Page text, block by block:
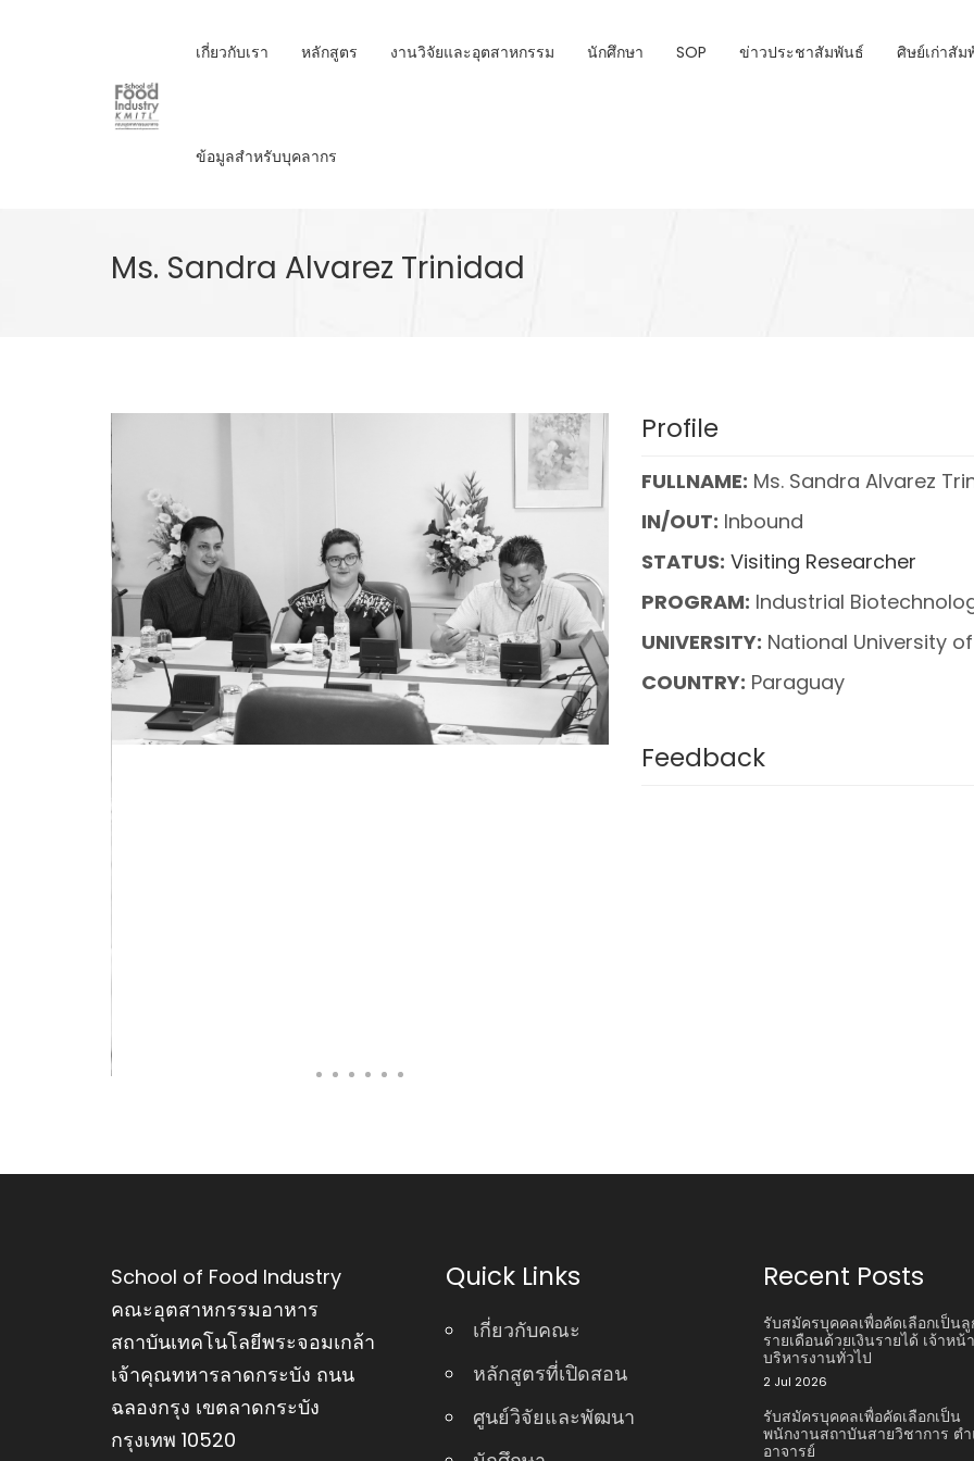
เกี่ยวกับเรา หลักสูตร งานวิจัยและอุตสาหกรรม นักศึกษา SOP ข่าวประชาสัมพันธ์ ศิษย์เก่าสัม
ข้อมูลสำหรับบุคลากร
Ms. Sandra Alvarez Trinidad
Profile
FULLNAME: Ms. Sandra Alvarez
IN/OUT: Inbound
STATUS: Visiting Researcher
PROGRAM: Industrial
UNIVERSITY: National University
COUNTRY: Paraguay
Feedback
School of Food Industry
คณะอุตสาหกรรมอาหาร
สถาบันเทคโนโลยีพระจอมเกล้า
เจ้าคุณทหารลาดกระบัง ถนน
ฉลองกรุง เขตลาดกระบัง
กรุงเทพ 10520
Quick Links
เกี่ยวกับคณะ
หลักสูตรที่เปิดสอน
ศูนย์วิจัยและพัฒนา
Recent Posts
รับสมัครบุคคลเพื่อคัดเลือกเป็นลู
รายเดือนด้วยเงินรายได้ เจ้าหน้
บริหารงานทั่วไป
2 Jul 2026
รับสมัครบุคคลเพื่อคัดเลือกเป็น
พนักงานสถาบันสายวิชาการ ตํ
อาจารย์